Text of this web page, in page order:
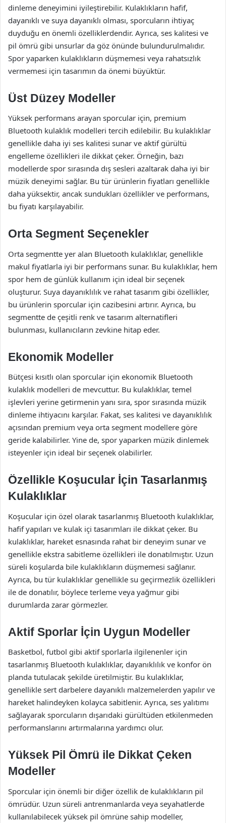
dinleme deneyimini iyileştirebilir. Kulaklıkların hafif,
dayanıklı ve suya dayanıklı olması, sporcuların ihtiyaç
duyduğu en önemli özelliklerdendir. Ayrıca, ses kalitesi ve
pil ömrü gibi unsurlar da göz önünde bulundurulmalıdır.
Spor yaparken kulaklıkların düşmemesi veya rahatsızlık
vermemesi için tasarımın da önemi büyüktür.
Üst Düzey Modeller
Yüksek performans arayan sporcular için, premium
Bluetooth kulaklık modelleri tercih edilebilir. Bu kulaklıklar
genellikle daha iyi ses kalitesi sunar ve aktif gürültü
engelleme özellikleri ile dikkat çeker. Örneğin, bazı
modellerde spor sırasında dış sesleri azaltarak daha iyi bir
müzik deneyimi sağlar. Bu tür ürünlerin fiyatları genellikle
daha yüksektir, ancak sundukları özellikler ve performans,
bu fiyatı karşılayabilir.
Orta Segment Seçenekler
Orta segmentte yer alan Bluetooth kulaklıklar, genellikle
makul fiyatlarla iyi bir performans sunar. Bu kulaklıklar, hem
spor hem de günlük kullanım için ideal bir seçenek
oluşturur. Suya dayanıklılık ve rahat tasarım gibi özellikler,
bu ürünlerin sporcular için cazibesini artırır. Ayrıca, bu
segmentte de çeşitli renk ve tasarım alternatifleri
bulunması, kullanıcıların zevkine hitap eder.
Ekonomik Modeller
Bütçesi kısıtlı olan sporcular için ekonomik Bluetooth
kulaklık modelleri de mevcuttur. Bu kulaklıklar, temel
işlevleri yerine getirmenin yanı sıra, spor sırasında müzik
dinleme ihtiyacını karşılar. Fakat, ses kalitesi ve dayanıklılık
açısından premium veya orta segment modellere göre
geride kalabilirler. Yine de, spor yaparken müzik dinlemek
isteyenler için ideal bir seçenek olabilirler.
Özellikle Koşucular İçin Tasarlanmış
Kulaklıklar
Koşucular için özel olarak tasarlanmış Bluetooth kulaklıklar,
hafif yapıları ve kulak içi tasarımları ile dikkat çeker. Bu
kulaklıklar, hareket esnasında rahat bir deneyim sunar ve
genellikle ekstra sabitleme özellikleri ile donatılmıştır. Uzun
süreli koşularda bile kulaklıkların düşmemesi sağlanır.
Ayrıca, bu tür kulaklıklar genellikle su geçirmezlik özellikleri
ile de donatılır, böylece terleme veya yağmur gibi
durumlarda zarar görmezler.
Aktif Sporlar İçin Uygun Modeller
Basketbol, futbol gibi aktif sporlarla ilgilenenler için
tasarlanmış Bluetooth kulaklıklar, dayanıklılık ve konfor ön
planda tutulacak şekilde üretilmiştir. Bu kulaklıklar,
genellikle sert darbelere dayanıklı malzemelerden yapılır ve
hareket halindeyken kolayca sabitlenir. Ayrıca, ses yalıtımı
sağlayarak sporcuların dışarıdaki gürültüden etkilenmeden
performanslarını artırmalarına yardımcı olur.
Yüksek Pil Ömrü ile Dikkat Çeken
Modeller
Sporcular için önemli bir diğer özellik de kulaklıkların pil
ömrüdür. Uzun süreli antrenmanlarda veya seyahatlerde
kullanılabilecek yüksek pil ömrüne sahip modeller,